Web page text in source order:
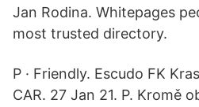
Jan Rodina. Whitepages
most trusted directory.
P · Friendly. Escudo FK
CAR. 27 Jan 21. P. Kromě